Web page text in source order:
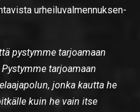
urheiluvalmennuksen-
pystymme tarjoamaan
tarjoamaan
jonka kautta he
kuin he vain itse